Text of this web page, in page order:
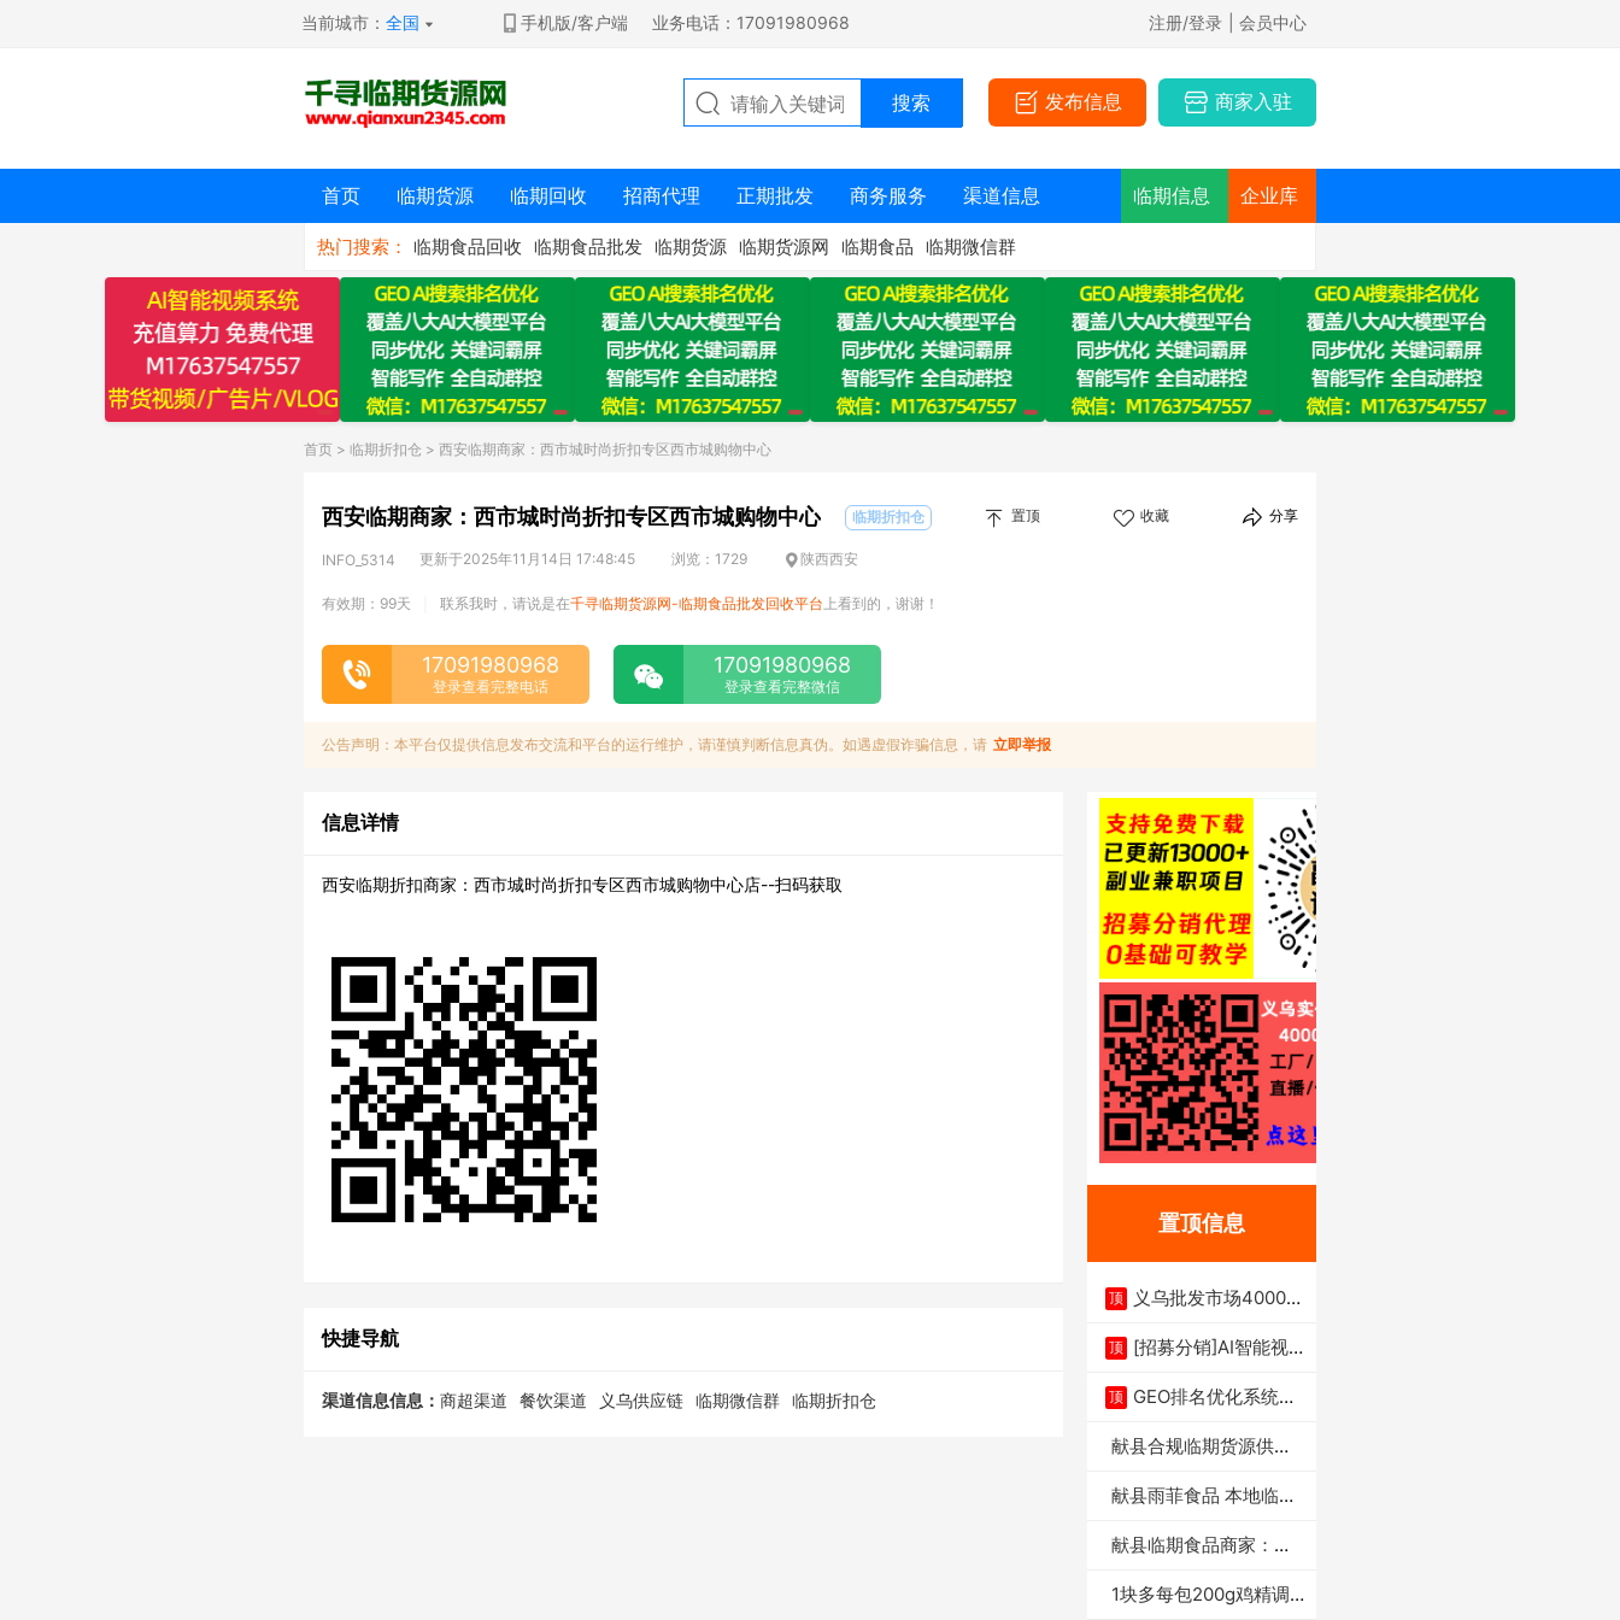
当前城市：全国 手机版/客户端 业务电话：17091980968 注册/登录 | 会员中心
发布信息 商家入驻
首页 临期货源 临期回收 招商代理 正期批发 商务服务 渠道信息 临期信息 企业库
热门搜索： 临期食品回收 临期食品批发 临期货源 临期货源网 临期食品 临期微信群
首页 > 临期折扣仓 > 西安临期商家：西市城时尚折扣专区西市城购物中心
西安临期商家：西市城时尚折扣专区西市城购物中心 临期折扣仓 置顶 收藏 分享
INFO_5314 更新于2025年11月14日 17:48:45 浏览：1729 陕西西安
有效期：99天 联系我时，请说是在千寻临期货源网-临期食品批发回收平台 上看到的，谢谢！
17091980968
登录查看完整电话
17091980968
登录查看完整微信
公告声明：本平台仅提供信息发布交流和平台的运行维护，请谨慎判断信息真伪。如遇虚假诈骗信息，请 立即举报
信息详情
西安临期折扣商家：西市城时尚折扣专区西市城购物中心店--扫码获取
快捷导航
渠道信息信息： 商超渠道 餐饮渠道 义乌供应链 临期微信群 临期折扣仓
置顶信息
顶
义乌批发市场4000多
顶 [招募分销]AI智能视
顶 GEO排名优化系统+A
献县合规临期货源供货
献县雨菲食品 本地临期
献县临期食品商家：献
1块多每包200g鸡精调